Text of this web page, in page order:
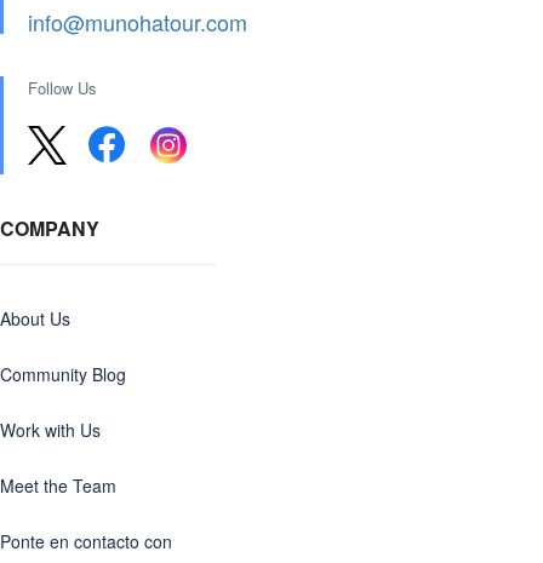
info@munohatour.com
Follow Us
COMPANY
About Us
Community Blog
Work with Us
Meet the Team
Ponte en contacto con